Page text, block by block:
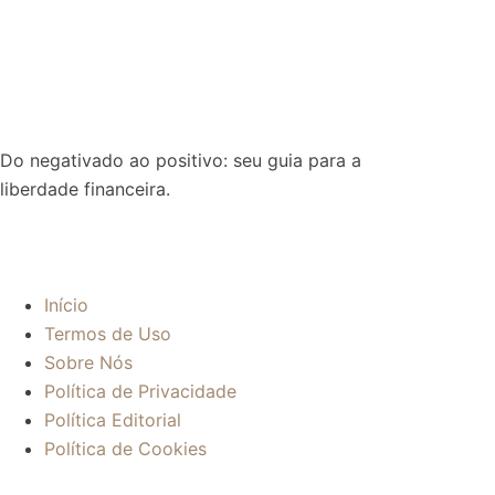
Do negativado ao positivo: seu guia para a
liberdade financeira.
Início
Termos de Uso
Sobre Nós
Política de Privacidade
Política Editorial
Política de Cookies